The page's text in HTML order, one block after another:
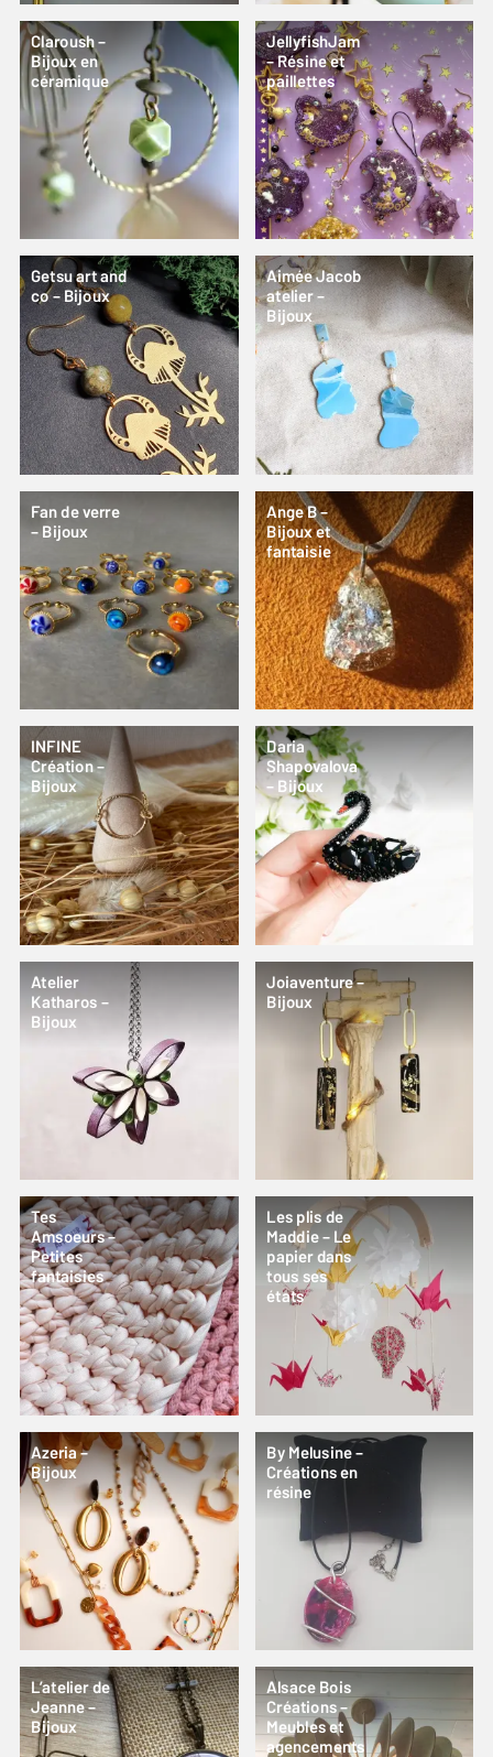
Claroush –
Bijoux en
céramique
JellyfishJam
– Résine et
paillettes
Getsu art and
co – Bijoux
Aimée Jacob
atelier –
Bijoux
Fan de verre
– Bijoux
Ange B –
Bijoux et
fantaisie
INFINE
Création –
Bijoux
Daria
Shapovalova
– Bijoux
Atelier
Katharos –
Bijoux
Joiaventure –
Bijoux
Tes
Amsoeurs –
Petites
fantaisies
Les plis de
Maddie – Le
papier dans
tous ses
états
Azeria –
Bijoux
By Melusine –
Créations en
résine
L’atelier de
Jeanne –
Bijoux
Alsace Bois
Créations –
Meubles et
agencements